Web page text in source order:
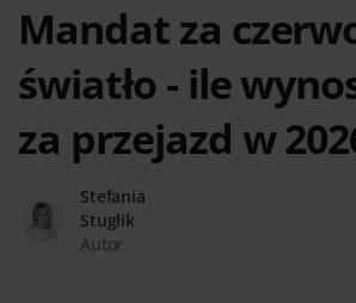
Mandat za
światło - ile
za przejazd w
Stefania
Stuglik
Autor